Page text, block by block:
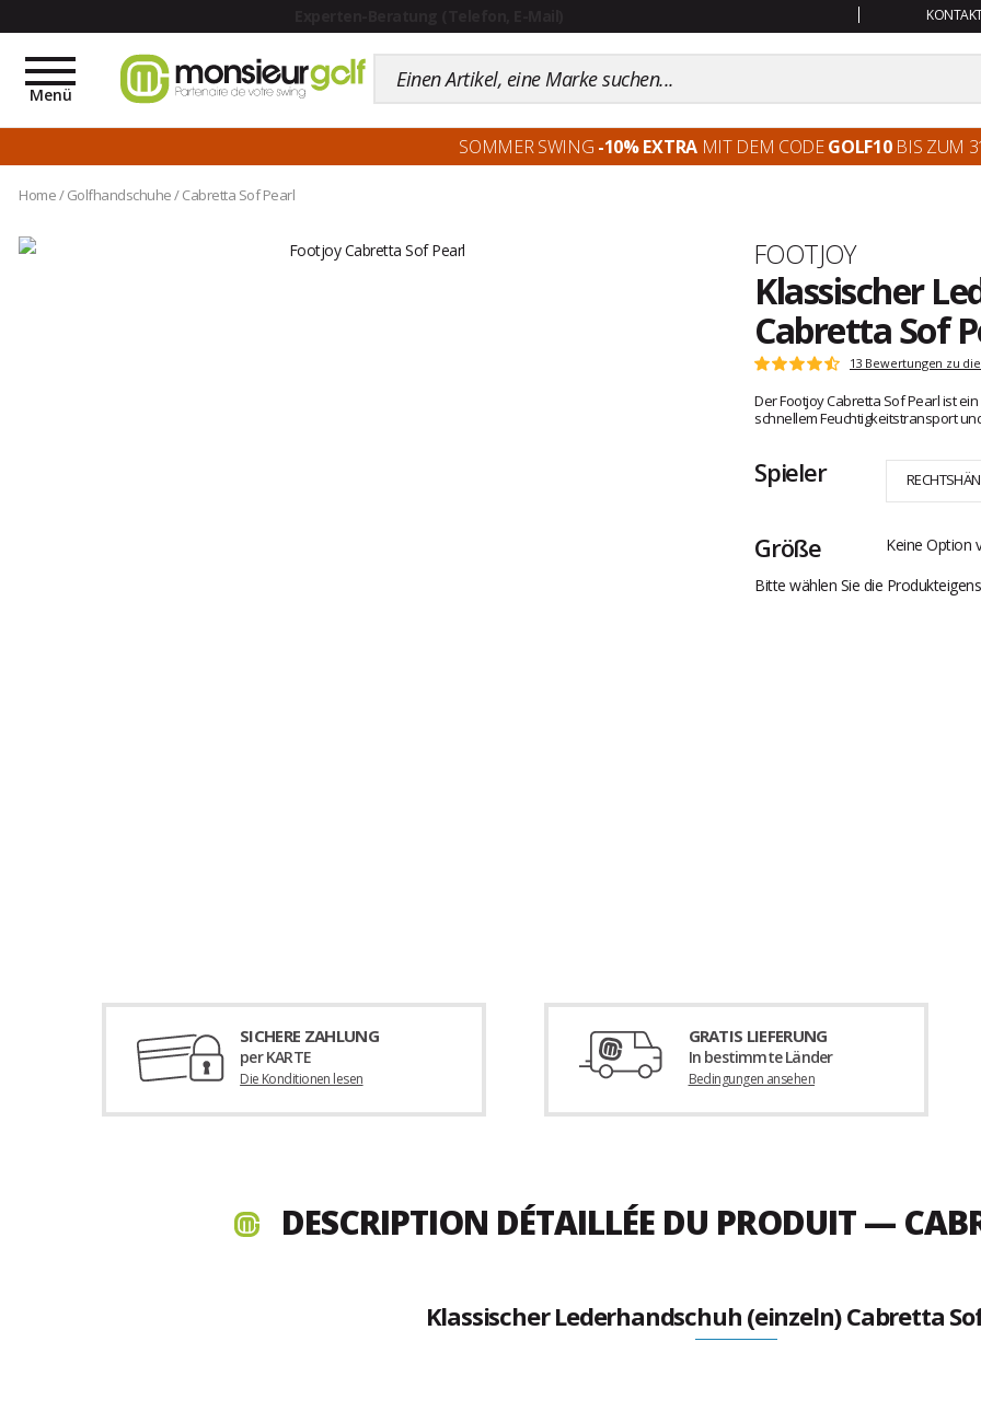
Toggle
navigation
Menü
SOMMER SWING -10% EXTRAMIT DEM CODEGOLF10BIS ZUM
Home/ Golfhandschuhe/Cabretta Sof Pearl
Marke
FOOTJOY
Klassischer
Cabretta Sof
Kundenbewertungen
Note:
von
5
13 Bewertungen zu
Der Footjoy Cabretta Sof Pearl ist
schnellem Feuchtigkeitstransport
Spieler
Größe
Keine Option
Bitte wählen Sie die
SICHERE ZAHLUNG
per KARTE
Die Konditionen lesen
GRATIS LIEFERUNG
In bestimmte Länder
Bedingungen ansehen
DESCRIPTION DÉTAILLÉE DU PRODUIT —
Klassischer Lederhandschuh (einzeln) Cabretta